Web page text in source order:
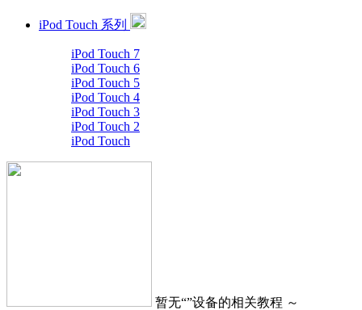
iPod Touch 系列
iPod Touch 7
iPod Touch 6
iPod Touch 5
iPod Touch 4
iPod Touch 3
iPod Touch 2
iPod Touch
暂无“”设备的相关教程 ～